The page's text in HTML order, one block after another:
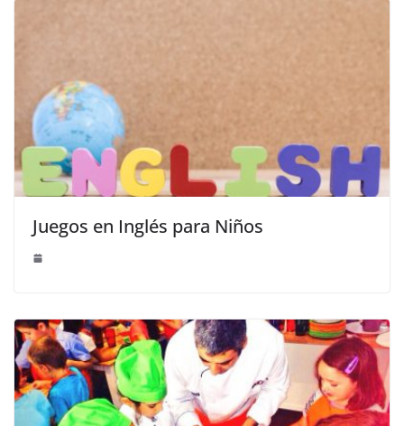
Juegos en Inglés para Niños